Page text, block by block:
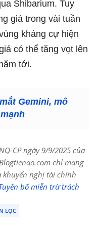
Shibarium. Tuy
giá trong vài tuần
kháng cự hiện
có thể tăng vọt lên
tới.
Gemini, mô
CP ngày 9/9/2025 của
chỉ mang
nghị tài chính
bố miễn trừ trách
LỌC